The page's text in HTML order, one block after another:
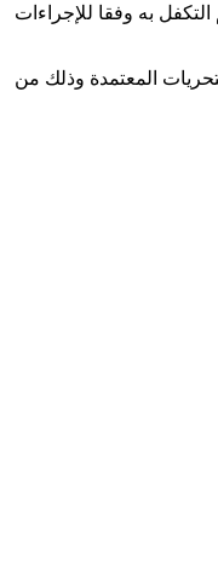
به وفقا للإجراءات
المعتمدة وذلك من